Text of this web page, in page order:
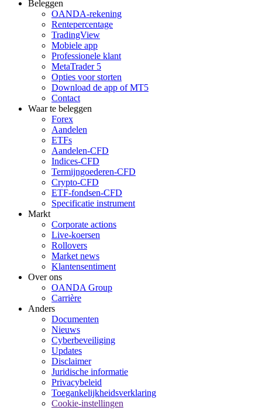
Beleggen
OANDA-rekening
Rentepercentage
TradingView
Mobiele app
Professionele klant
MetaTrader 5
Opties voor storten
Download de app of MT5
Contact
Waar te beleggen
Forex
Aandelen
ETFs
Aandelen-CFD
Indices-CFD
Termijngoederen-CFD
Crypto-CFD
ETF-fondsen-CFD
Specificatie instrument
Markt
Corporate actions
Live-koersen
Rollovers
Market news
Klantensentiment
Over ons
OANDA Group
Carrière
Anders
Documenten
Nieuws
Cyberbeveiliging
Updates
Disclaimer
Juridische informatie
Privacybeleid
Toegankelijkheidsverklaring
Cookie-instellingen